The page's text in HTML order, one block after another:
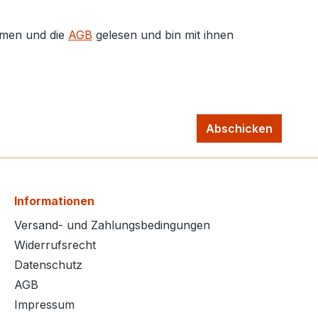
und die AGB gelesen und bin mit ihnen
Abschicken
Informationen
Versand- und Zahlungsbedingungen
Widerrufsrecht
Datenschutz
AGB
Impressum